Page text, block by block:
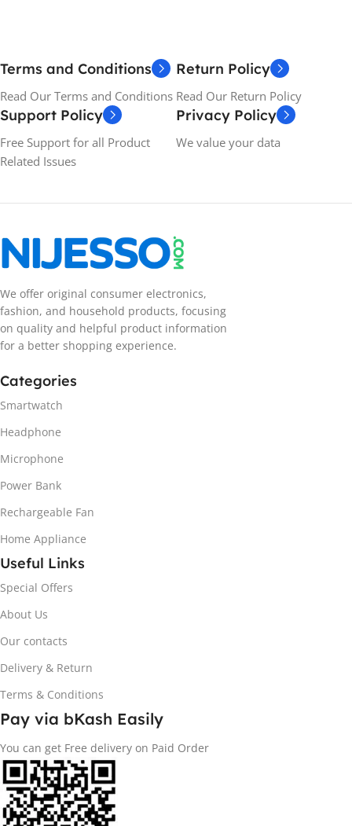
Terms and Conditions
Read Our Terms and Conditions
Return Policy
Read Our Return Policy
Support Policy
Free Support for all Product
Related Issues
Privacy Policy
We value your data
We offer original consumer electronics,
fashion, and household products, focusing
on quality and helpful product information
for a better shopping experience.
Categories
Smartwatch
Headphone
Microphone
Power Bank
Rechargeable Fan
Home Appliance
Useful Links
Special Offers
About Us
Our contacts
Delivery & Return
Terms & Conditions
Pay via bKash Easily
You can get Free delivery on Paid Order